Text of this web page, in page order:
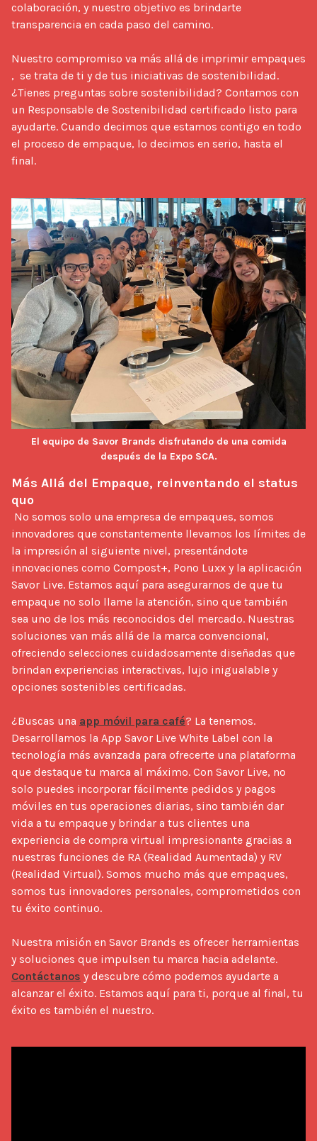
colaboración, y nuestro objetivo es brindarte
transparencia en cada paso del camino.
Nuestro compromiso va más allá de imprimir empaques
,  se trata de ti y de tus iniciativas de sostenibilidad.
¿Tienes preguntas sobre sostenibilidad? Contamos con
un Responsable de Sostenibilidad certificado listo para
ayudarte. Cuando decimos que estamos contigo en todo
el proceso de empaque, lo decimos en serio, hasta el
final.
Más Allá del Empaque, reinventando el status
quo
innovadores que constantemente llevamos los límites de
la impresión al siguiente nivel, presentándote
innovaciones como Compost+, Pono Luxx y la aplicación
Savor Live. Estamos aquí para asegurarnos de que tu
empaque no solo llame la atención, sino que también
sea uno de los más reconocidos del mercado. Nuestras
soluciones van más allá de la marca convencional,
ofreciendo selecciones cuidadosamente diseñadas que
brindan experiencias interactivas, lujo inigualable y
opciones sostenibles certificadas.
¿Buscas una app móvil para café? La tenemos.
Desarrollamos la App Savor Live White Label con la
tecnología más avanzada para ofrecerte una plataforma
que destaque tu marca al máximo. Con Savor Live, no
solo puedes incorporar fácilmente pedidos y pagos
móviles en tus operaciones diarias, sino también dar
vida a tu empaque y brindar a tus clientes una
experiencia de compra virtual impresionante gracias a
nuestras funciones de RA (Realidad Aumentada) y RV
(Realidad Virtual). Somos mucho más que empaques,
somos tus innovadores personales, comprometidos con
tu éxito continuo.
Nuestra misión en Savor Brands es ofrecer herramientas
Contáctanos y descubre cómo podemos ayudarte a
alcanzar el éxito. Estamos aquí para ti, porque al final, tu
éxito es también el nuestro.
El equipo de Savor Brands disfrutando de una comida
después de la Expo SCA.